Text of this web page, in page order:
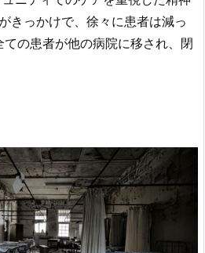
きっかけで、徐々に患者は減っ
の患者が他の病院に移され、閉